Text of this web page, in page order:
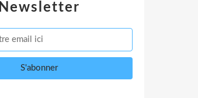
Newsletter